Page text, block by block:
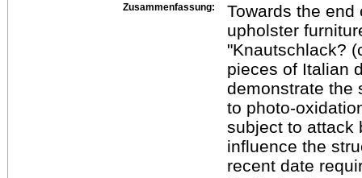
Zusammenfassung:
Towards the
upholster
"Knautschlack?
pieces of Italian
demonstrate the
to photo-
subject to attack
influence the
recent date